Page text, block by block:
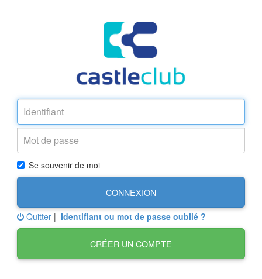
Se souvenir de moi
CONNEXION
Quitter | Identifiant ou mot de passe oublié ?
CRÉER UN COMPTE